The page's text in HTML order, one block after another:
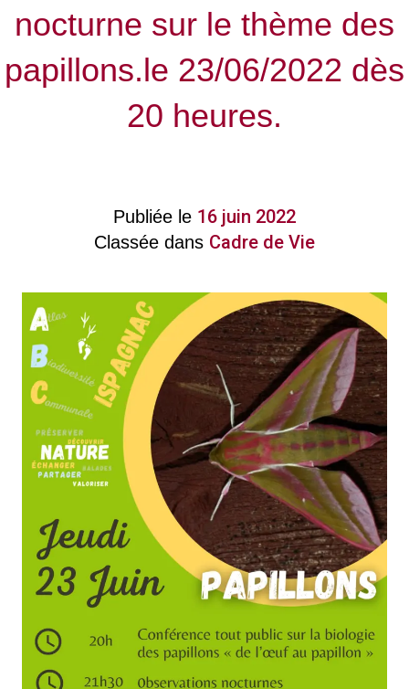
nocturne sur le thème des
papillons.le 23/06/2022 dès
20 heures.
Publiée le 16 juin 2022
Classée dans Cadre de Vie